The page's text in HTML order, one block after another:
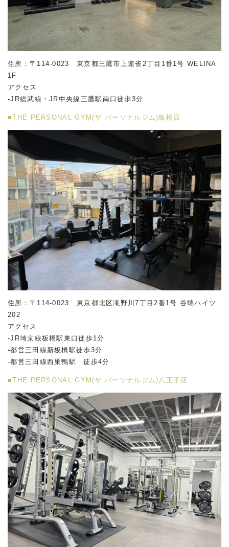
住所：〒114-0023 東京都三鷹市上連雀2丁目1番1号 WELINA
1F
アクセス
-JR総武線・JR中央線三鷹駅南口徒歩3分
■THE PERSONAL GYM(ザ パーソナルジム)板橋店
住所：〒114-0023 東京都北区滝野川7丁目2番1号 谷端ハイツ
202
アクセス
-JR埼京線板橋駅東口徒歩1分
-都営三田線新板橋駅徒歩3分
-都営三田線西巣鴨駅 徒歩4分
■THE PERSONAL GYM(ザ パーソナルジム)八王子店